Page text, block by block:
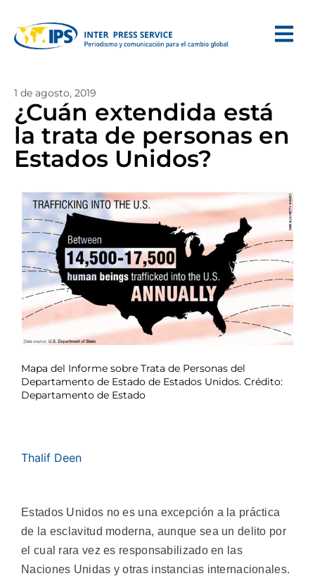
1 de agosto, 2019
¿Cuán extendida está
la trata de personas en
Estados Unidos?
Mapa del Informe sobre Trata de Personas del
Departamento de Estado de Estados Unidos. Crédito:
Departamento de Estado
Thalif Deen
Estados Unidos no es una excepción a la práctica
de la esclavitud moderna, aunque sea un delito por
el cual rara vez es responsabilizado en las
Naciones Unidas y otras instancias internacionales.